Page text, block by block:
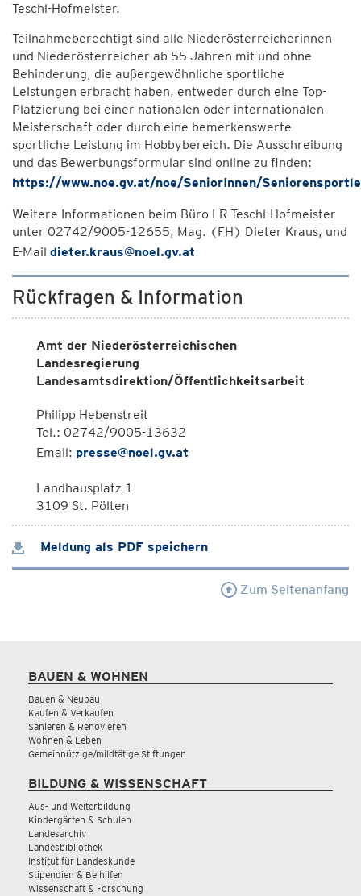
Teschl-Hofmeister.
Teilnahmeberechtigt sind alle Niederösterreicherinnen
und Niederösterreicher ab 55 Jahren mit und ohne
Behinderung, die außergewöhnliche sportliche
Leistungen erbracht haben, entweder durch eine Top-
Platzierung bei einer nationalen oder internationalen
Meisterschaft oder durch eine bemerkenswerte
sportliche Leistung im Hobbybereich. Die Ausschreibung
und das Bewerbungsformular sind online zu finden:
https://www.noe.gv.at/noe/SeniorInnen/
Weitere Informationen beim Büro LR Teschl-Hofmeister
unter 02742/9005-12655, Mag. (FH) Dieter Kraus, und
E-Mail dieter.kraus@noel.gv.at
Rückfragen & Information
Amt der Niederösterreichischen
Landesregierung
Landesamtsdirektion/Öffentlichkeitsarbeit
Philipp Hebenstreit
Tel.: 02742/9005-13632
Email: presse@noel.gv.at
Landhausplatz 1
3109 St. Pölten
Meldung als PDF speichern
Zum Seitenanfang
BAUEN & WOHNEN
Bauen & Neubau
Kaufen & Verkaufen
Sanieren & Renovieren
Wohnen & Leben
Gemeinnützige/mildtätige Stiftungen
BILDUNG & WISSENSCHAFT
Aus- und Weiterbildung
Kindergärten & Schulen
Landesarchiv
Landesbibliothek
Institut für Landeskunde
Stipendien & Beihilfen
Wissenschaft & Forschung